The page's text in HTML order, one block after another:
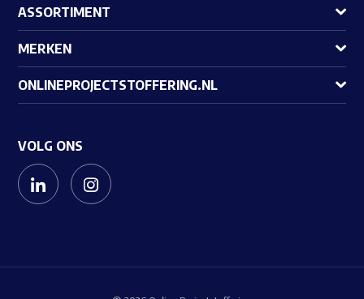
ASSORTIMENT
MERKEN
ONLINEPROJECTSTOFFERING.NL
VOLG ONS